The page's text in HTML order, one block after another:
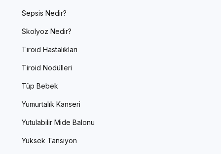
Sepsis Nedir?
Skolyoz Nedir?
Tiroid Hastalıkları
Tiroid Nodülleri
Tüp Bebek
Yumurtalık Kanseri
Yutulabilir Mide Balonu
Yüksek Tansiyon